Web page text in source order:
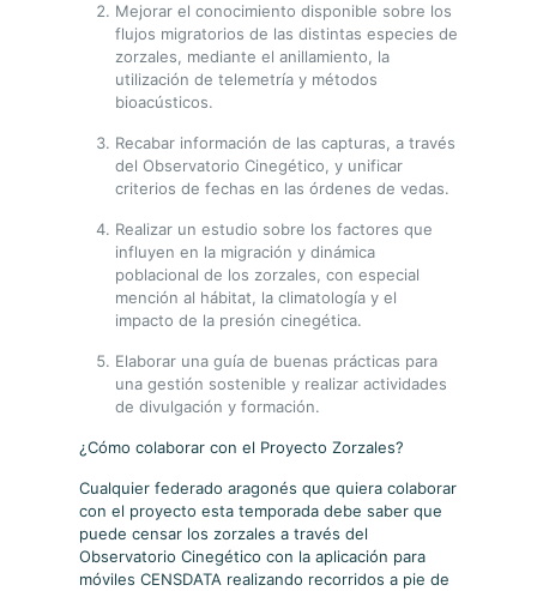
Mejorar el conocimiento disponible sobre los
flujos migratorios de las distintas especies de
zorzales, mediante el anillamiento, la
utilización de telemetría y métodos
bioacústicos.
Recabar información de las capturas, a través
del Observatorio Cinegético, y unificar
criterios de fechas en las órdenes de vedas.
Realizar un estudio sobre los factores que
influyen en la migración y dinámica
poblacional de los zorzales, con especial
mención al hábitat, la climatología y el
impacto de la presión cinegética.
Elaborar una guía de buenas prácticas para
una gestión sostenible y realizar actividades
de divulgación y formación.
¿Cómo colaborar con el Proyecto Zorzales?
Cualquier federado aragonés que quiera colaborar
con el proyecto esta temporada debe saber que
puede censar los zorzales a través del
Observatorio Cinegético con la aplicación para
móviles CENSDATA realizando recorridos a pie de